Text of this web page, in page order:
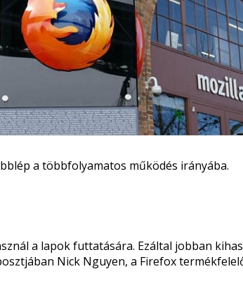
a többfolyamatos működés irányába.
a lapok futtatására. Ezáltal jobban
Nick Nguyen, a Firefox